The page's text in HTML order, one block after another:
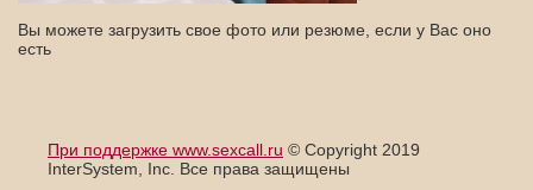
Вы можете загрузить свое фото или резюме, если у Вас оно
есть
При поддержке www.sexcall.ru © Copyright 2019
InterSystem, Inc. Все права защищены